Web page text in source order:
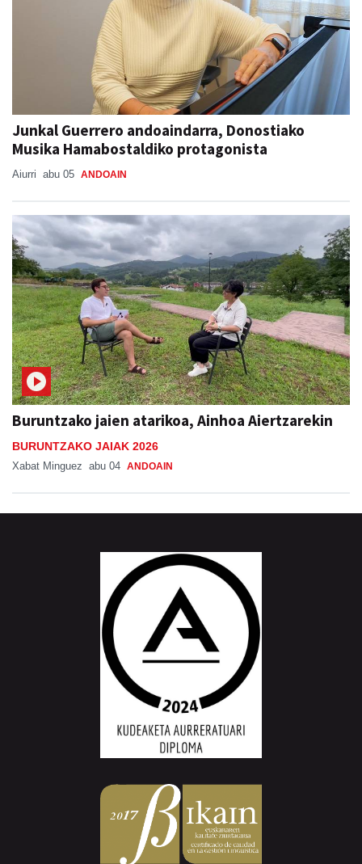
Junkal Guerrero andoaindarra, Donostiako
Musika Hamabostaldiko protagonista
Aiurri abu 05 ANDOAIN
Buruntzako jaien atarikoa, Ainhoa Aiertzarekin
BURUNTZAKO JAIAK 2026
Xabat Minguez abu 04 ANDOAIN